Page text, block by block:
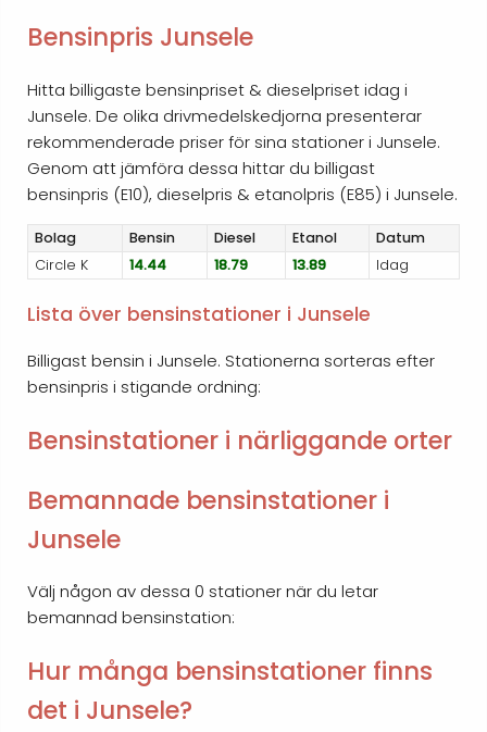
Bensinpris Junsele
Hitta billigaste bensinpriset & dieselpriset idag i
Junsele. De olika drivmedelskedjorna presenterar
rekommenderade priser för sina stationer i Junsele.
Genom att jämföra dessa hittar du billigast
bensinpris (E10), dieselpris & etanolpris (E85) i Junsele.
Bolag Bensin Diesel Etanol
Datum
Circle K
14.44 18.79 13.89 Idag
Lista över bensinstationer i Junsele
Billigast bensin i Junsele. Stationerna sorteras efter
bensinpris i stigande ordning:
Bensinstationer i närliggande orter
Bemannade bensinstationer i
Junsele
Välj någon av dessa 0 stationer när du letar
bemannad bensinstation:
Hur många bensinstationer finns
det i Junsele?